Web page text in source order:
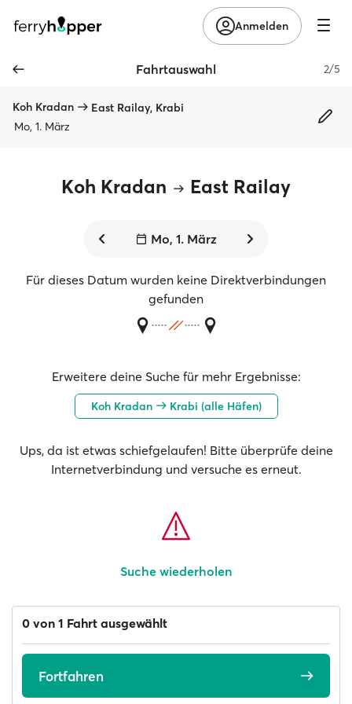
Anmelden
Fahrtauswahl 2/5
Koh Kradan
East Railay, Krabi
Mo, 1. März
Koh Kradan East Railay
Mo, 1. März
Für dieses Datum wurden keine Direktverbindungen
gefunden
Erweitere deine Suche für mehr Ergebnisse:
Koh Kradan Krabi (alle Häfen)
Ups, da ist etwas schiefgelaufen! Bitte überprüfe deine
Internetverbindung und versuche es erneut.
Suche wiederholen
0 von 1 Fahrt ausgewählt
Fortfahren